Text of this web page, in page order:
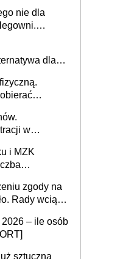
nie dla
dla
w
i MZK
zgody na
Rady wciąż
– ile osób
sztuczna